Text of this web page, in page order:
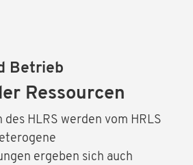
Betrieb
Ressourcen
des HLRS werden vom HRLS
ergeben sich auch